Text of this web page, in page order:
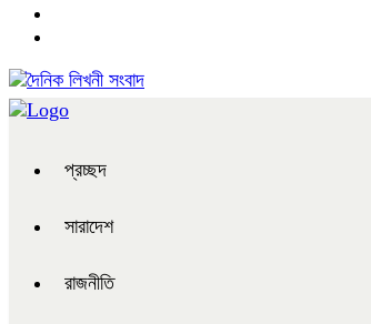
প্রচ্ছদ
সারাদেশ
রাজনীতি